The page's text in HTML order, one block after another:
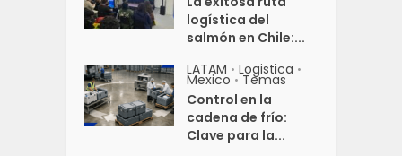
logística del
salmón en Chile:...
LATAM • Logistica •
Mexico • Temas
Control en la
cadena de frío:
Clave para la...